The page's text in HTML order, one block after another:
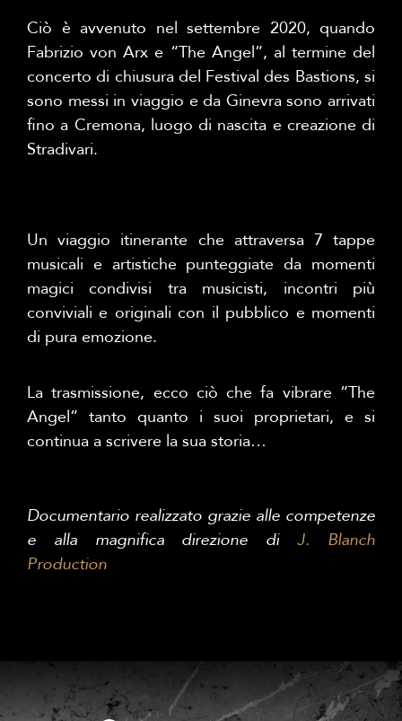
Ciò è avvenuto nel settembre 2020, quando
Fabrizio von Arx e “The Angel”, al termine del
concerto di chiusura del Festival des Bastions, si
sono messi in viaggio e da Ginevra sono arrivati
fino a Cremona, luogo di nascita e creazione di
Stradivari.
Un viaggio itinerante che attraversa 7 tappe
musicali e artistiche punteggiate da momenti
magici condivisi tra musicisti, incontri più
conviviali e originali con il pubblico e momenti
di pura emozione.
La trasmissione, ecco ciò che fa vibrare “The
Angel” tanto quanto i suoi proprietari, e si
continua a scrivere la sua storia…
Documentario realizzato grazie alle competenze
e alla magnifica direzione diJ. Blanch
Production